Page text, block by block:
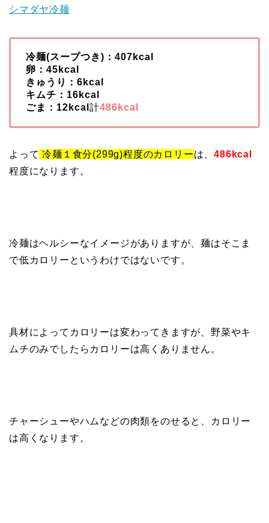
シマダヤ冷麺
冷麺(スープつき)：407kcal
卵：45kcal
きゅうり：6kcal
キムチ：16kcal
ごま：12kcal 計486kcal
よって 冷麺１食分(299g)程度のカロリーは、486kcal
程度になります。
冷麺はヘルシーなイメージがありますが、麺はそこま
で低カロリーというわけではないです。
具材によってカロリーは変わってきますが、野菜やキ
ムチのみでしたらカロリーは高くありません。
チャーシューやハムなどの肉類をのせると、カロリー
は高くなります。